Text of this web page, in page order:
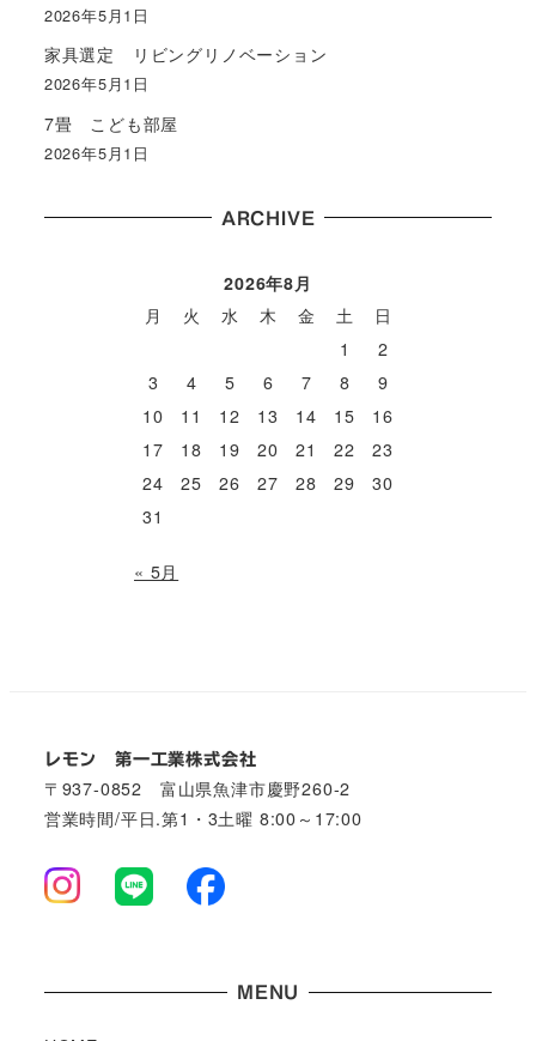
2026年5月1日
家具選定 リビングリノベーション
2026年5月1日
7畳 こども部屋
2026年5月1日
ARCHIVE
2026年8月
月
火 水 木 金 土
日
1
2
3
4 5 6 7 8
9
10
11 12 13 14 15
16
17
18 19 20 21 22
23
24
25 26 27 28 29
30
31
« 5月
レモン 第一工業株式会社
〒937-0852 富山県魚津市慶野260-2
営業時間/平日.第1・3土曜 8:00～17:00
MENU